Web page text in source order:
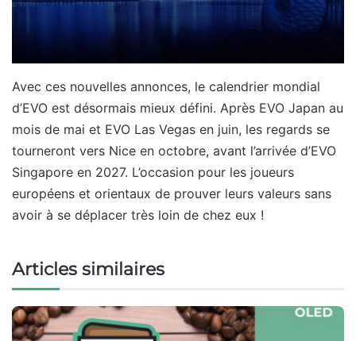
Avec ces nouvelles annonces, le calendrier mondial
d’EVO est désormais mieux défini. Après EVO Japan au
mois de mai et EVO Las Vegas en juin, les regards se
tourneront vers Nice en octobre, avant l’arrivée d’EVO
Singapore en 2027. L’occasion pour les joueurs
européens et orientaux de prouver leurs valeurs sans
avoir à se déplacer très loin de chez eux !
Articles similaires